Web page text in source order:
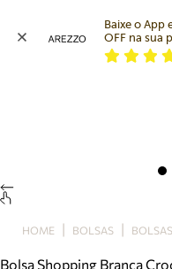
Bolsa
Tamanco
Baixe o App
OFF na sua
HOME BOLSAS
Bolsa Shopping Branca